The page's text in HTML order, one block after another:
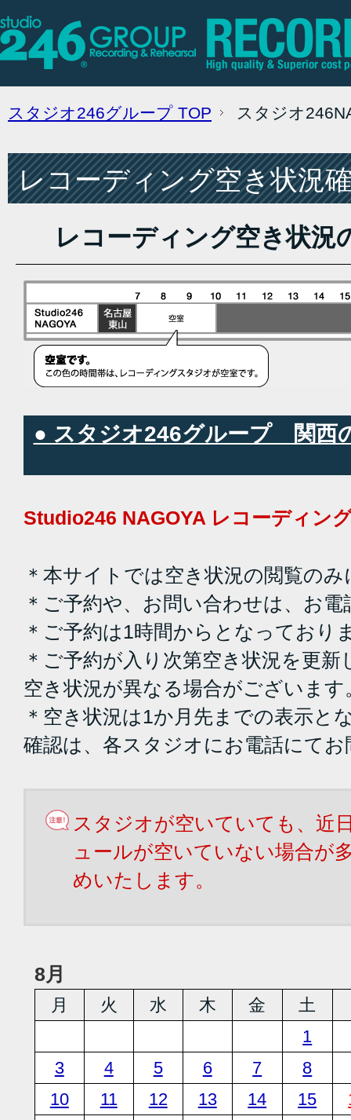
スタジオ246グループ TOP スタジオ
レコーディング空き状況
レコーディング空き状況
● スタジオ246グループ 関西
Studio246 NAGOYA レコーディン
＊本サイトでは空き状況の閲覧の
＊ご予約や、お問い合わせは、お
＊ご予約は1時間からとなっており
＊ご予約が入り次第空き状況を更
空き状況が異なる場合がございます
＊空き状況は1か月先までの表示と
確認は、各スタジオにお電話にて
スタジオが空いていても、近
ュールが空いていない場合が
めいたします。
8月
月 火 水 木 金 土
1
3
4 5 6 7
8
10
11 12 13 14 15